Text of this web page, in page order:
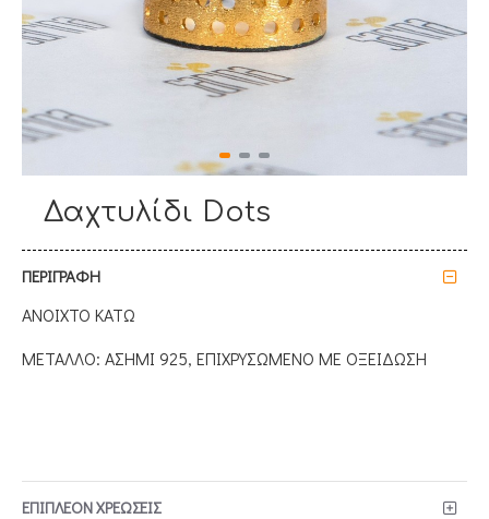
Δαχτυλίδι Dots
ΠΕΡΙΓΡΑΦΗ
ΑΝΟΙΧΤΟ ΚΑΤΩ
ΜΕΤΑΛΛΟ: ΑΣΗΜΙ 925, ΕΠΙΧΡΥΣΩΜΕΝΟ ΜΕ ΟΞΕΙΔΩΣΗ
ΕΠΙΠΛΕΟΝ ΧΡΕΩΣΕΙΣ